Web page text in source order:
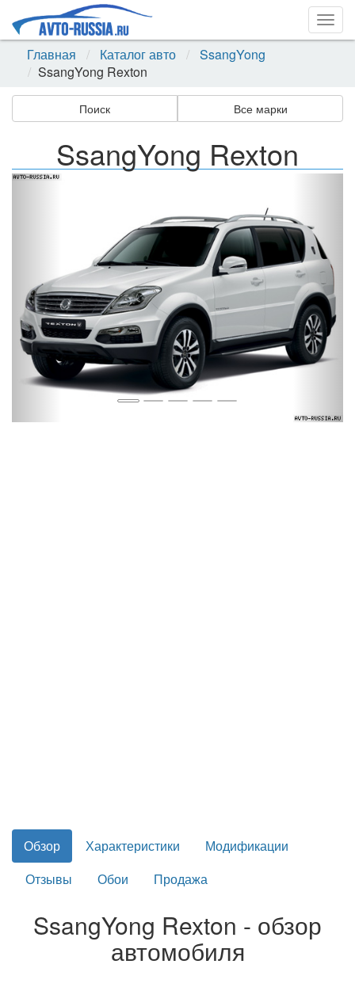
Главная
Каталог авто
SsangYong
SsangYong Rexton
Поиск Все марки
SsangYong Rexton
Назад
Обзор Характеристики
Модификации
Отзывы
Обои Продажа
SsangYong Rexton - обзор
автомобиля